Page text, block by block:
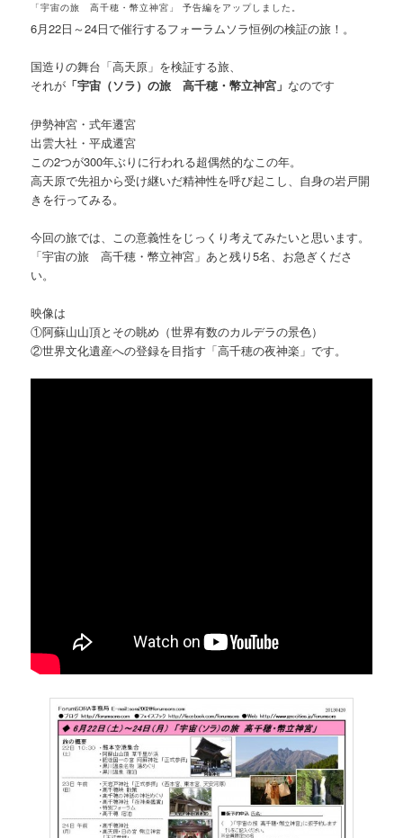
「宇宙の旅 高千穂・幣立神宮」 予告編をアップしました。
6月22日～24日で催行するフォーラムソラ恒例の検証の旅！。
国造りの舞台「高天原」を検証する旅、
それが 「宇宙（ソラ）の旅 高千穂・幣立神宮」 なのです
伊勢神宮・式年遷宮
出雲大社・平成遷宮
この2つが300年ぶりに行われる超偶然的なこの年。
高天原で先祖から受け継いだ精神性を呼び起こし、自身の岩戸開
きを行ってみる。
今回の旅では、この意義性をじっくり考えてみたいと思います。
「宇宙の旅 高千穂・幣立神宮」あと残り5名、お急ぎくださ
い。
映像は
①阿蘇山山頂とその眺め（世界有数のカルデラの景色）
②世界文化遺産への登録を目指す「高千穂の夜神楽」です。